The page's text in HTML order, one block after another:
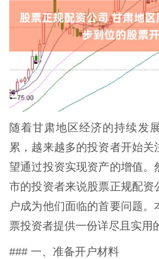
随着甘肃地区经济的持续发
累，越来越多的投资者开始
望通过投资实现资产的增值。
市的投资者来说股票正规配资
户成为他们面临的首要问题
票投资者提供一份详尽且实用
### 一、准备开户材料